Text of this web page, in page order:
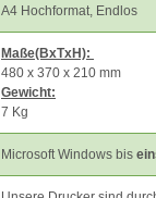
A4 Hochformat, Endlos
Maße(BxTxH):
480 x 370 x 210 mm
Gewicht:
7 Kg
Microsoft Windows bis